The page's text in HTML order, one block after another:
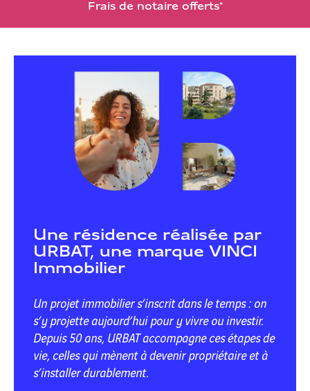
Frais de notaire offerts*
Une résidence réalisée par
URBAT, une marque VINCI
Immobilier
Un projet immobilier s’inscrit dans le temps : on
s’y projette aujourd’hui pour y vivre ou investir.
Depuis 50 ans, URBAT accompagne ces étapes de
vie, celles qui mènent à devenir propriétaire et à
s’installer durablement.